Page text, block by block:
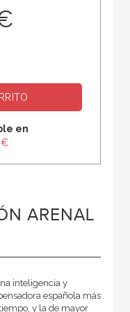
en
€
ARENAL
inteligencia y
española más
y la de mayor